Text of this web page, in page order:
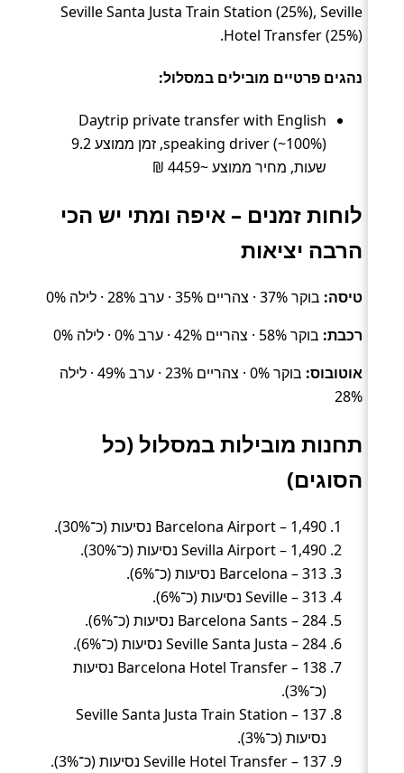
Seville Santa Justa Train Station (25%), Seville
Hotel Transfer (25%).
נהגים פרטיים מובילים במסלול:
Daytrip private transfer with English
speaking driver (~100%), זמן ממוצע 9.2
שעות, מחיר ממוצע ~4459 ₪
לוחות זמנים – איפה ומתי יש הכי
הרבה יציאות
טיסה: בוקר 37% · צהריים 35% · ערב 28% · לילה 0%
רכבת: בוקר 58% · צהריים 42% · ערב 0% · לילה 0%
אוטובוס:
בוקר 0% · צהריים 23% · ערב 49% · לילה
28%
תחנות מובילות במסלול (כל
הסוגים)
Barcelona Airport – 1,490 נסיעות (כ־30%).
Sevilla Airport – 1,490 נסיעות (כ־30%).
Barcelona – 313 נסיעות (כ־6%).
Seville – 313 נסיעות (כ־6%).
Barcelona Sants – 284 נסיעות (כ־6%).
Seville Santa Justa – 284 נסיעות (כ־6%).
Barcelona Hotel Transfer – 138 נסיעות
(כ־3%).
Seville Santa Justa Train Station – 137
נסיעות (כ־3%).
Seville Hotel Transfer – 137 נסיעות (כ־3%).